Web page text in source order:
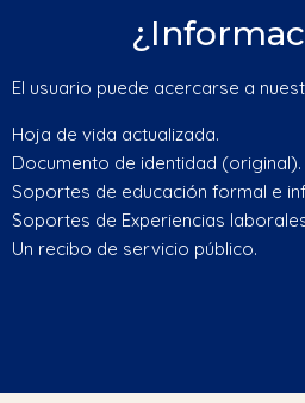
El usuario puede acercarse a
Hoja de vida actualizada.
Documento de identidad (original).
Soportes de educación formal e
Soportes de Experiencias
Un recibo de servicio público.